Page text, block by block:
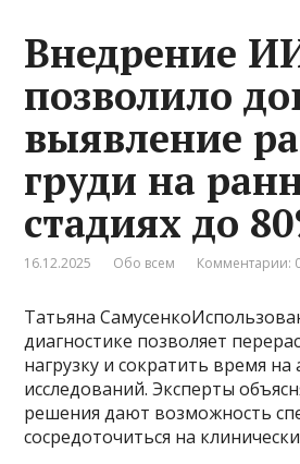
Внедрение
позволило
выявление
груди на
стадиях до
16.12.2025 Обо всем Комментарии:
Татьяна
диагностике позволяет
нагрузку и сократить время
исследований. Эксперты
решения дают возможность
сосредоточиться на